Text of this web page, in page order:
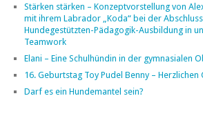
Stärken stärken – Konzeptvorstellung von
mit ihrem Labrador „Koda“ bei der
Hundegestützten-Pädagogik-Ausbildung in
Teamwork
Elani – Eine Schulhündin in der gymnasialen
16. Geburtstag Toy Pudel Benny – Herzlichen
Darf es ein Hundemantel sein?